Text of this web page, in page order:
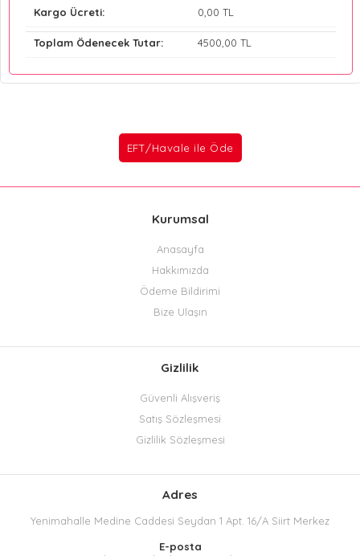
Kargo Ücreti: 0 ,00 TL
Toplam Ödenecek Tutar: 4500 ,00 TL
Kurumsal
Anasayfa
Hakkımızda
Ödeme Bildirimi
Bize Ulaşın
Gizlilik
Güvenli Alışveriş
Satış Sözleşmesi
Gizlilik Sözleşmesi
Adres
Yenimahalle Medine Caddesi Seydan 1 Apt. 16/A Siirt Merkez
E-posta